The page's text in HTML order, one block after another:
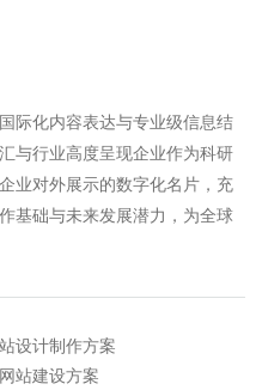
化内容表达与专业级信息结
与行业高度呈现企业作为科研
业对外展示的数字化名片，充
基础与未来发展潜力，为全球
设计制作方案
站建设方案